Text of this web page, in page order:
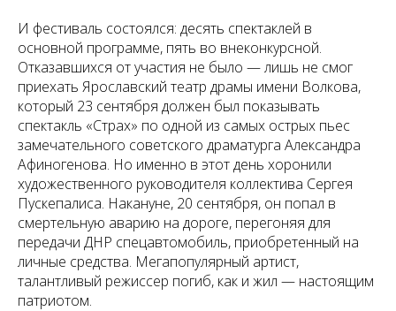
И фестиваль состоялся: десять спектаклей в
основной программе, пять во внеконкурсной.
Отказавшихся от участия не было — лишь не смог
приехать Ярославский театр драмы имени Волкова,
который 23 сентября должен был показывать
спектакль «Страх» по одной из самых острых пьес
замечательного советского драматурга Александра
Афиногенова. Но именно в этот день хоронили
художественного руководителя коллектива Сергея
Пускепалиса. Накануне, 20 сентября, он попал в
смертельную аварию на дороге, перегоняя для
передачи ДНР спецавтомобиль, приобретенный на
личные средства. Мегапопулярный артист,
талантливый режиссер погиб, как и жил — настоящим
патриотом.